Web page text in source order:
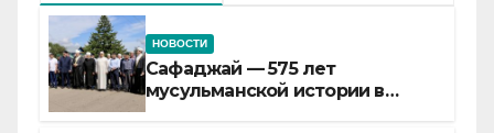
НОВОСТИ
Сафаджай — 575 лет
мусульманской истории в